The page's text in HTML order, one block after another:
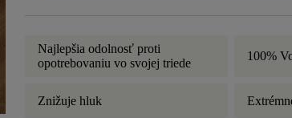
Najlepšia odolnosť proti
opotrebovaniu vo svojej triede
100%
Znižuje hluk